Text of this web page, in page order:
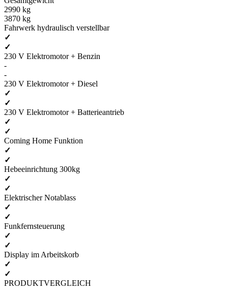
2990 kg
3870 kg
Fahrwerk hydraulisch verstellbar
✓
✓
230 V Elektromotor + Benzin
-
-
230 V Elektromotor + Diesel
✓
✓
230 V Elektromotor + Batterieantrieb
✓
✓
Coming Home Funktion
✓
✓
Hebeeinrichtung 300kg
✓
✓
Elektrischer Notablass
✓
✓
Funkfernsteuerung
✓
✓
Display im Arbeitskorb
✓
✓
PRODUKTVERGLEICH